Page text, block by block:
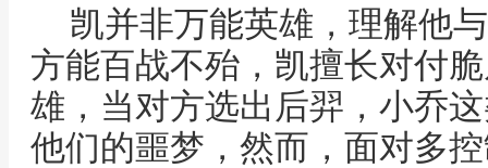
凯并非万能英雄，理解他
方能百战不殆，凯擅长对付
雄，当对方选出后羿，小乔
他们的噩梦，然而，面对多